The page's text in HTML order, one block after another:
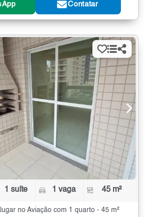
Contatar
1 suíte 1 vaga 45 m²
no Aviação com 1 quarto - 45 m²